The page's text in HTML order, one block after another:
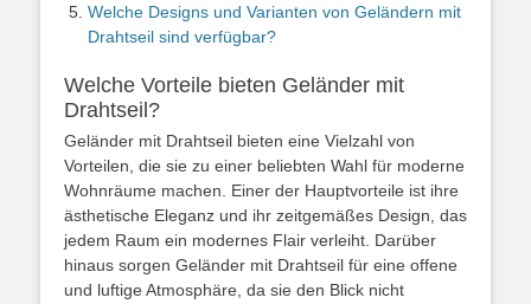
Welche Designs und Varianten von Geländern mit
Drahtseil sind verfügbar?
Welche Vorteile bieten Geländer mit
Drahtseil?
Geländer mit Drahtseil bieten eine Vielzahl von
Vorteilen, die sie zu einer beliebten Wahl für moderne
Wohnräume machen. Einer der Hauptvorteile ist ihre
ästhetische Eleganz und ihr zeitgemäßes Design, das
jedem Raum ein modernes Flair verleiht. Darüber
hinaus sorgen Geländer mit Drahtseil für eine offene
und luftige Atmosphäre, da sie den Blick nicht